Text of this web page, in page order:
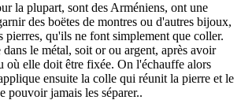
la plupart, sont des Arméniens, ont une
des boëtes de montres ou d'autres bijoux,
pierres, qu'ils ne font simplement que coller.
dans le métal, soit or ou argent, après avoir
où elle doit être fixée. On l'échauffe alors
ensuite la colle qui réunit la pierre et le
pouvoir jamais les séparer..